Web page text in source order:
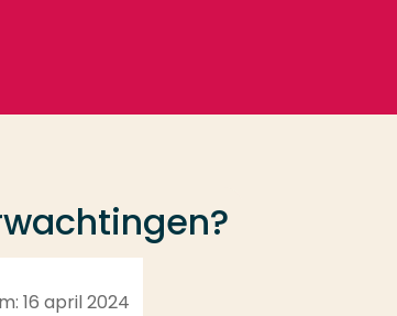
16 april 2024